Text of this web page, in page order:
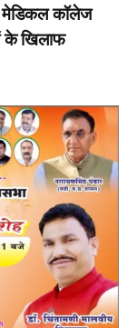
मेडिकल कॉलेज
के खिलाफ